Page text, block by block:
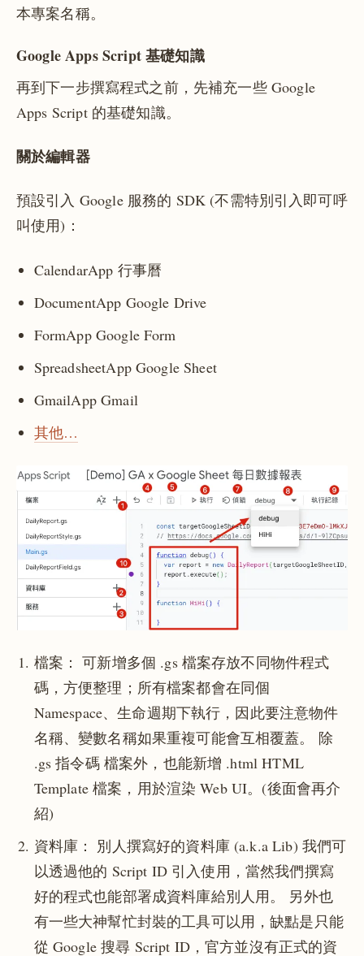
本專案名稱。
Google Apps Script 基礎知識
再到下一步撰寫程式之前，先補充一些 Google
Apps Script 的基礎知識。
關於編輯器
預設引入 Google 服務的 SDK (不需特別引入即可呼
叫使用)：
CalendarApp 行事曆
DocumentApp Google Drive
FormApp Google Form
SpreadsheetApp Google Sheet
GmailApp Gmail
其他…
檔案： 可新增多個 .gs 檔案存放不同物件程式
碼，方便整理；所有檔案都會在同個
Namespace、生命週期下執行，因此要注意物件
名稱、變數名稱如果重複可能會互相覆蓋。 除
.gs 指令碼 檔案外，也能新增 .html HTML
Template 檔案，用於渲染 Web UI。(後面會再介
紹)
資料庫： 別人撰寫好的資料庫 (a.k.a Lib) 我們可
以透過他的 Script ID 引入使用，當然我們撰寫
好的程式也能部署成資料庫給別人用。 另外也
有一些大神幫忙封裝的工具可以用，缺點是只能
從 Google 搜尋 Script ID，官方並沒有正式的資